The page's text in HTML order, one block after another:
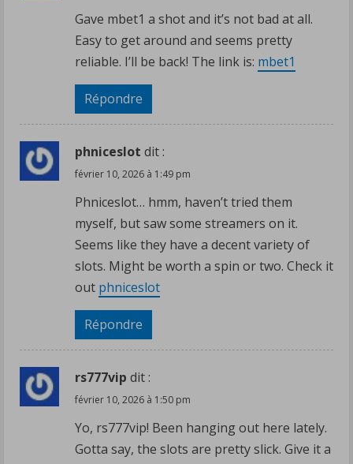
Gave mbet1 a shot and it’s not bad at all.
Easy to get around and seems pretty
reliable. I’ll be back! The link is: mbet1
Répondre
phniceslot dit :
février 10, 2026 à 1:49 pm
Phniceslot… hmm, haven’t tried them
myself, but saw some streamers on it.
Seems like they have a decent variety of
slots. Might be worth a spin or two. Check it
out phniceslot
Répondre
rs777vip dit :
février 10, 2026 à 1:50 pm
Yo, rs777vip! Been hanging out here lately.
Gotta say, the slots are pretty slick. Give it a